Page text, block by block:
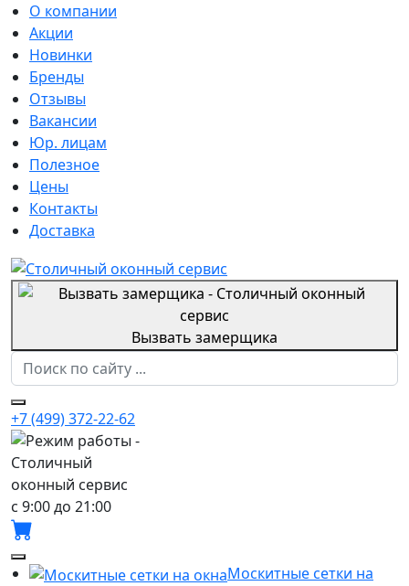
О компании
Акции
Новинки
Бренды
Отзывы
Вакансии
Юр. лицам
Полезное
Цены
Контакты
Доставка
Вызвать замерщика
+7 (499) 372-22-62
с 9:00 до 21:00
Москитные сетки на